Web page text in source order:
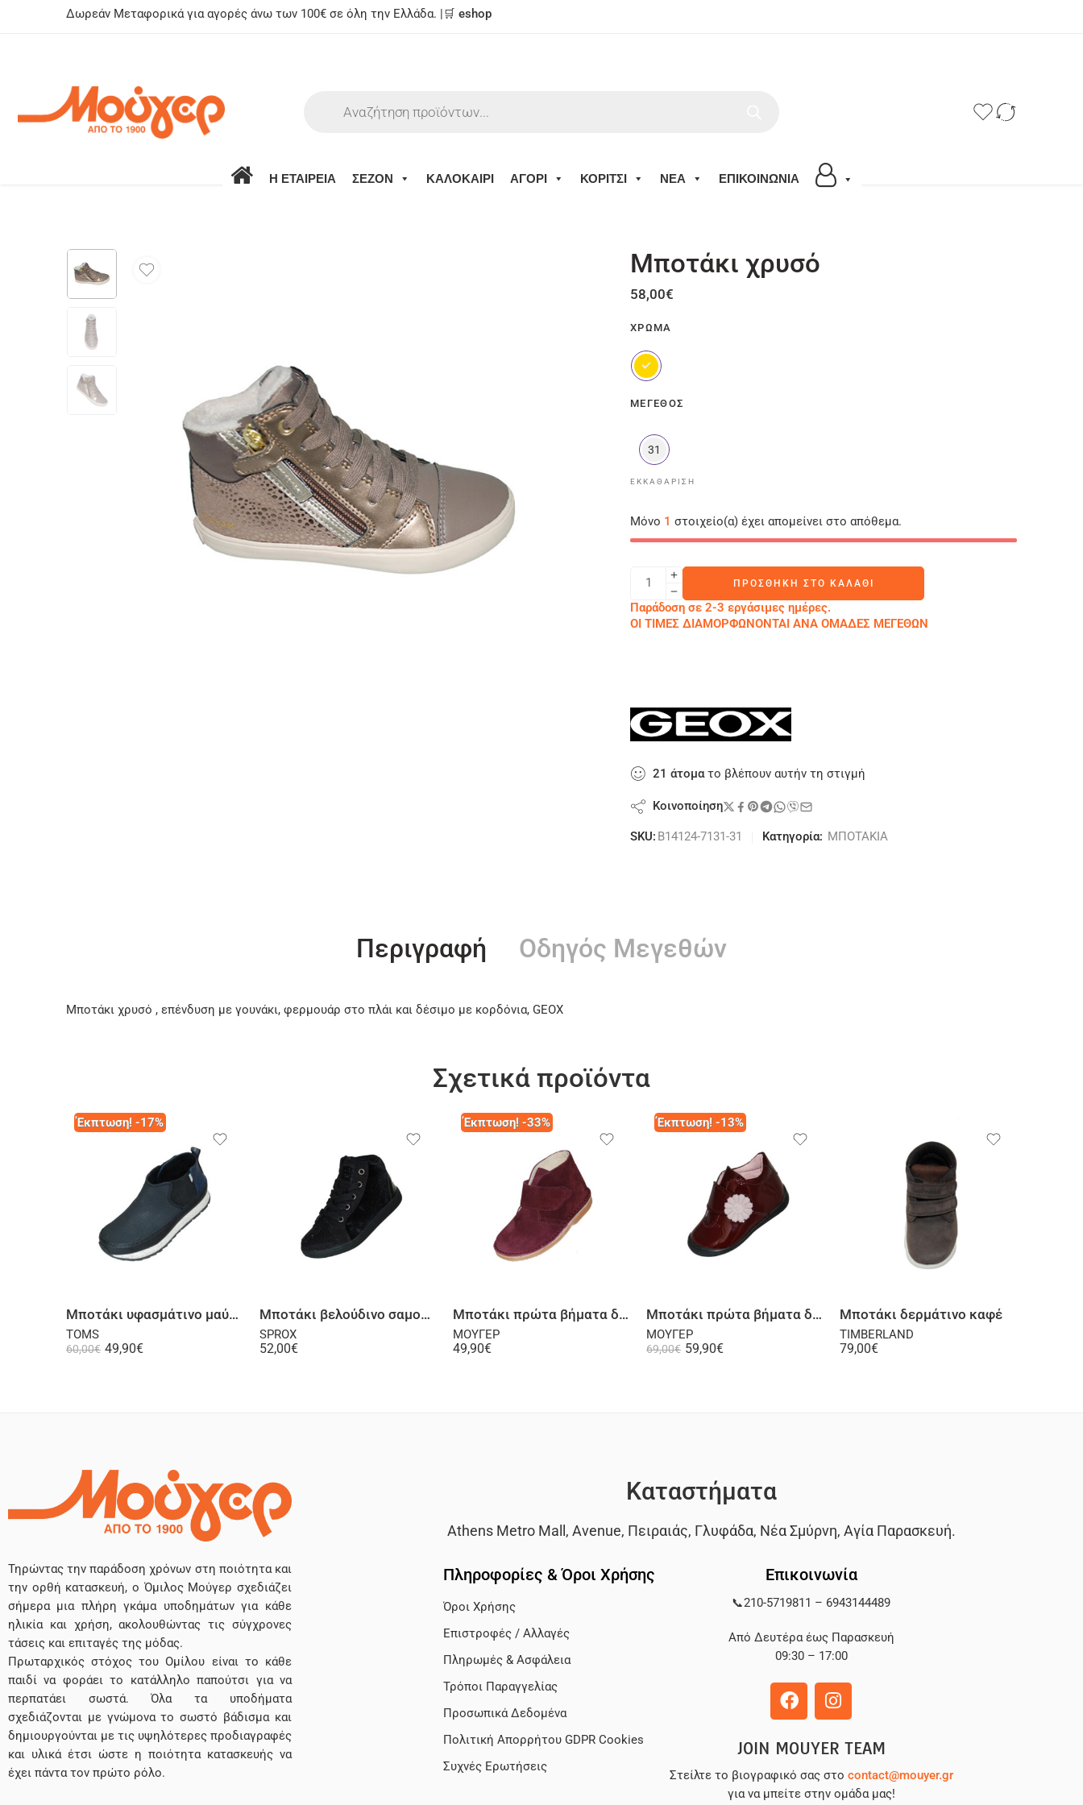
Δωρεάν Μεταφορικά για αγορές άνω των 100€ σε όλη την Ελλάδα. |🛒 eshop
Η ΕΤΑΙΡΕΙΑ ΣΕΖΟΝ ΚΑΛΟΚΑΙΡΙ ΑΓΟΡΙ ΚΟΡΙΤΣΙ ΝΕΑ ΕΠΙΚΟΙΝΩΝΙΑ
Μποτάκι χρυσό
58,00€
ΧΡΏΜΑ
ΜΈΓΕΘΟΣ
31
ΕΚΚΑΘΆΡΙΣΗ
Μόνο 1 στοιχείο(α) έχει απομείνει στο απόθεμα.
ΠΡΟΣΘΉΚΗ ΣΤΟ ΚΑΛΆΘΙ
Παράδοση σε 2-3 εργάσιμες ημέρες.
ΟΙ ΤΙΜΕΣ ΔΙΑΜΟΡΦΩΝΟΝΤΑΙ ΑΝΑ ΟΜΑΔΕΣ ΜΕΓΕΘΩΝ
21 άτοματο βλέπουν αυτήν τη στιγμή
Κοινοποίηση
SKU: B14124-7131-31 Κατηγορία: ΜΠΟΤΑΚΙΑ
Περιγραφή Οδηγός Μεγεθών
Μποτάκι χρυσό , επένδυση με γουνάκι, φερμουάρ στο πλάι και δέσιμο με κορδόνια, GEOX
Σχετικά προϊόντα
Έκπτωση! -17%
Μποτάκι υφασμάτινο μαύρο
TOMS
60,00€ 49,90€
Μποτάκι βελούδινο σαμουά μαύρο
SPROX
52,00€
Έκπτωση! -33%
Μποτάκι πρώτα βήματα δερμάτινο σαμουά μπορντό
ΜΟΥΓΕΡ
49,90€
Έκπτωση! -13%
Μποτάκι πρώτα βήματα δερμάτινο λουστρίνι μπορντό
ΜΟΥΓΕΡ
69,00€ 59,90€
Επιλογή
Μποτάκι δερμάτινο καφέ
TIMBERLAND
79,00€
Τηρώντας την παράδοση χρόνων στη ποιότητα και
την ορθή κατασκευή, ο Όμιλος Μούγερ σχεδιάζει
σήμερα μια πλήρη γκάμα υποδημάτων για κάθε
ηλικία και χρήση, ακολουθώντας τις σύγχρονες
τάσεις και επιταγές της μόδας.
Πρωταρχικός στόχος του Ομίλου είναι το κάθε
παιδί να φοράει το κατάλληλο παπούτσι για να
περπατάει σωστά. Όλα τα υποδήματα
σχεδιάζονται με γνώμονα το σωστό βάδισμα και
δημιουργούνται με τις υψηλότερες προδιαγραφές
και υλικά έτσι ώστε η ποιότητα κατασκευής να
έχει πάντα τον πρώτο ρόλο.
Καταστήματα
Athens Metro Mall , Avenue, Πειραιάς, Γλυφάδα, Νέα Σμύρνη, Αγία Παρασκευή.
Πληροφορίες & Όροι Χρήσης
Όροι Χρήσης
Επιστροφές / Αλλαγές
Πληρωμές & Ασφάλεια
Τρόποι Παραγγελίας
Προσωπικά Δεδομένα
Πολιτική Απορρήτου GDPR Cookies
Συχνές Ερωτήσεις
Επικοινωνία
📞210-5719811 – 6943144489
Από Δευτέρα έως Παρασκευή
09:30 – 17:00
JOIN MOUYER TEAM
Στείλτε το βιογραφικό σας στο contact@mouyer.gr
για να μπείτε στην ομάδα μας!